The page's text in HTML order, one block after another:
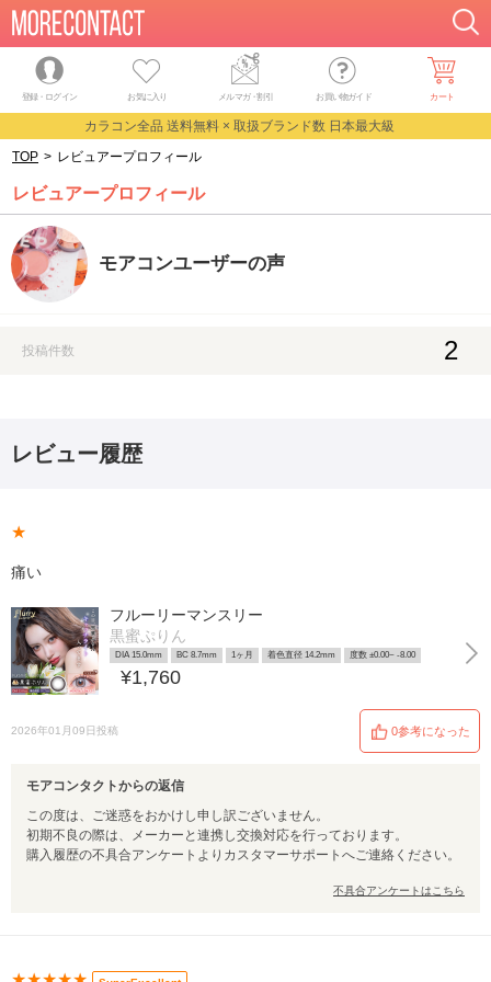
登録・ログイン お気に入り メルマガ・割引 お買い物ガイド カート
カラコン全品 送料無料 × 取扱ブランド数 日本最大級
TOP > レビュアープロフィール
レビュアープロフィール
モアコンユーザーの声
投稿件数 2
レビュー履歴
★
痛い
フルーリーマンスリー
黒蜜ぷりん
DIA 15.0mm BC 8.7mm 1ヶ月 着色直径 14.2mm 度数 ±0.00~ -8.00
¥1,760
2026年01月09日投稿 0参考になった
モアコンタクトからの返信
この度は、ご迷惑をおかけし申し訳ございません。
初期不良の際は、メーカーと連携し交換対応を行っております。
購入履歴の不具合アンケートよりカスタマーサポートへご連絡ください。
不具合アンケートはこちら